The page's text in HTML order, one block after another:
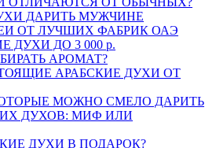
ДАРИТЬ МУЖЧИНЕ
ОТ ЛУЧШИХ ФАБРИК ОАЭ
ДУХИ ДО 3 000 р.
АРОМАТ?
АРАБСКИЕ ДУХИ ОТ
МОЖНО СМЕЛО ДАРИТЬ
ДУХОВ: МИФ ИЛИ
ДУХИ В ПОДАРОК?